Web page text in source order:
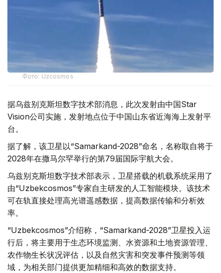
Фото: Uzcosmos
据乌兹别克斯坦数字技术部消息，此次发射由中国Star
Vision公司实施，发射地点位于中国山东省近海海上发射平
台。
据了解，该卫星以“Samarkand-2028”命名，名称取自将于
2028年在撒马尔罕举行的第79届国际宇航大会。
乌兹别克斯坦数字技术部表示，卫星搭载的机载系统采用了
由“Uzbekcosmos”专家自主研发的人工智能模块。该技术
可在轨直接处理高光谱遥感数据，提高数据传输和分析效
率。
“Uzbekcosmos”介绍称，“Samarkand-2028”卫星投入运
行后，将主要用于生态环境监测、水资源和土地资源管理、
农作物生长状况评估，以及自然灾害和突发事件预测等领
域，为相关部门提供更加精细和高效的数据支持。